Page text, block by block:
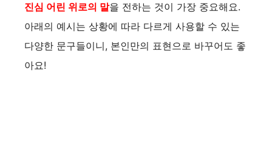
진심 어린 위로의 말을 전하는 것이 가장 중요해요.
아래의 예시는 상황에 따라 다르게 사용할 수 있는
다양한 문구들이니, 본인만의 표현으로 바꾸어도 좋
아요!